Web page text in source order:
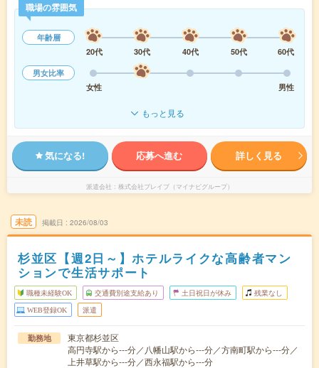
職場の雰囲気
年齢層
20代
30代 40代 50代
60代
男女比率
女性
男性
もっと見る
気になる! 応募へ進む 詳しく見る
派遣会社 株式会社ブレイブ（マイナビグループ）
未読 掲載日 2026/08/03
杉並区【週2日～】ホテルライクな高齢者マン
ションで生活サポート
職種未経験OK 交通費別途支給あり 土日祝日が休み 残業なし
WEB登録OK 派遣
勤務地
東京都杉並区
高円寺駅から---分／八幡山駅から---分／方南町駅から---分／
上井草駅から---分／西永福駅から---分